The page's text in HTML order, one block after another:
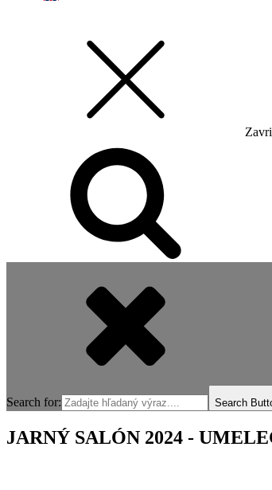
Search for: Search
JARNÝ SALÓN 2024 -